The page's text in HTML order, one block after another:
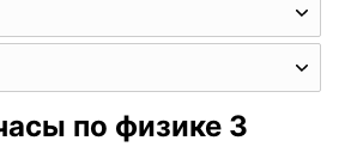
по физике 3